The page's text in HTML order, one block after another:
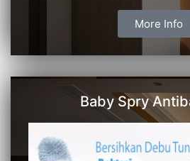
More Info
Baby Spry